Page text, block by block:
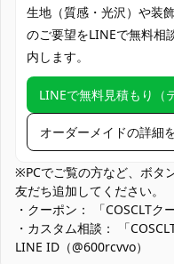
使用場所
コミ
ケー
ショ
影・
コス
ァン
収納方法
他の
い物
商品状態
新品未
生地（質感・光沢）や装
のご要望をLINEで無料相
内します。
LINEで無料見積もり（
オーダーメイドの詳細
※PCでご覧の方など、ボタ
友だち追加してください。
・クーポン： 「COSCLTク
・カスタム相談： 「
LINE ID（@600rcvvo）